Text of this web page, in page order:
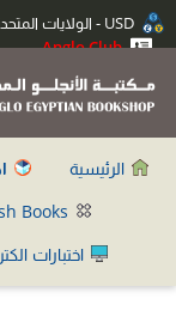
Anglo Club
الرئيسية
اختبارات